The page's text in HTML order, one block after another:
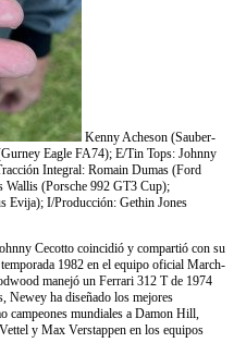
Kenny Acheson (Sauber-
Eagle FA74); E/Tin Tops: Johnny
Integral: Romain Dumas (Ford
Wallis (Porsche 992 GT3 Cup);
Evija); I/Producción: Gethin Jones
Cecotto coincidió y compartió con su
1982 en el equipo oficial March-
manejó un Ferrari 312 T de 1974
Newey ha diseñado los mejores
campeones mundiales a Damon Hill,
y Max Verstappen en los equipos